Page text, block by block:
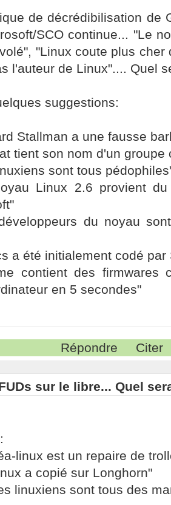
de décrédibilisation de
SCO continue... "Le
"Linux coute plus cher
l'auteur de Linux".... Quel
suggestions:
Stallman a une fausse
tient son nom d'un groupe
sont tous
Linux 2.6 provient
du noyau
a été initialement codé par
contient des firmwares
en 5 secondes"
Répondre Citer
sur le libre... Quel
linux est un repaire de
a copié sur Longhorn"
linuxiens sont tous des